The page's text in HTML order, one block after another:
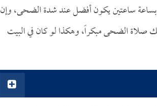
ساعتين يكون أفضل عند شدة الضحى، وإن
الضحى مبكراً، وهكذا لو كان في البيت